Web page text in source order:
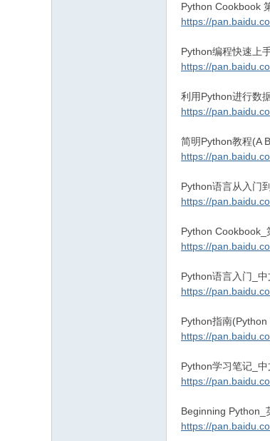
Python Cookbook
https://
Python编程快速上
https://
利用Python进行数
https://
简明Python教程(A
https://
Python语言从入门
https://
Python Cookbook_
https://
Python语言入门_
https://
Python指南
https://
Python学习笔记_
https://
Beginning Python_
https://